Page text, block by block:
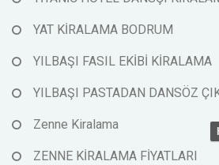
YAT KİRALAMA BODRUM
YILBAŞI FASIL EKİBİ KİRALAMA
YILBAŞI PASTADAN DANSÖZ
Zenne Kiralama
ZENNE KİRALAMA FİYATLARI